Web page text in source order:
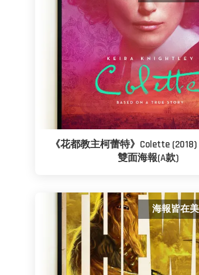
《花都教主柯蕾特》Colette
雙面海報(A款)
海報皆在